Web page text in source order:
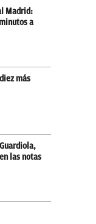
Madrid:
a
más
las notas